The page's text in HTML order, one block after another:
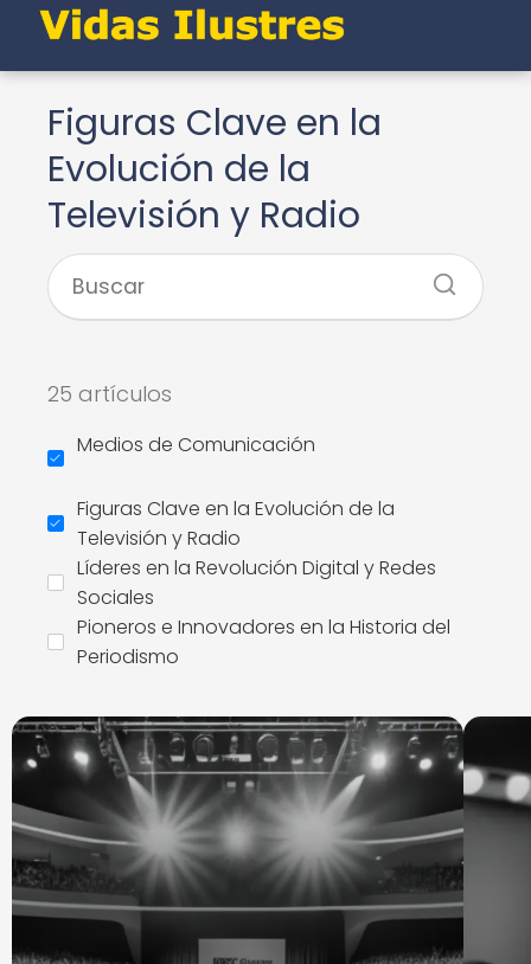
Figuras Clave en la
Evolución de la
Televisión y Radio
25 artículos
Medios de Comunicación
Figuras Clave en la Evolución de la
Televisión y Radio
Líderes en la Revolución Digital y Redes
Sociales
Pioneros e Innovadores en la Historia del
Periodismo